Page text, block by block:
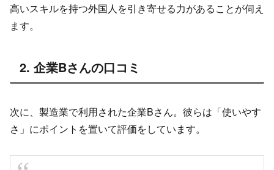
高いスキルを持つ外国人を引き寄せる力があることが伺え
ます。
2. 企業Bさんの口コミ
次に、製造業で利用された企業Bさん。彼らは「使いやす
さ」にポイントを置いて評価をしています。